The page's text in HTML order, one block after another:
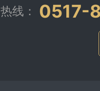
线： 0517-